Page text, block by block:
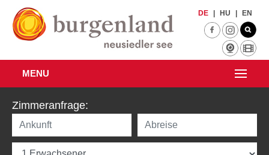
Zum Hauptinhalt springen
DE HU EN
MENU
Zimmeranfrage: